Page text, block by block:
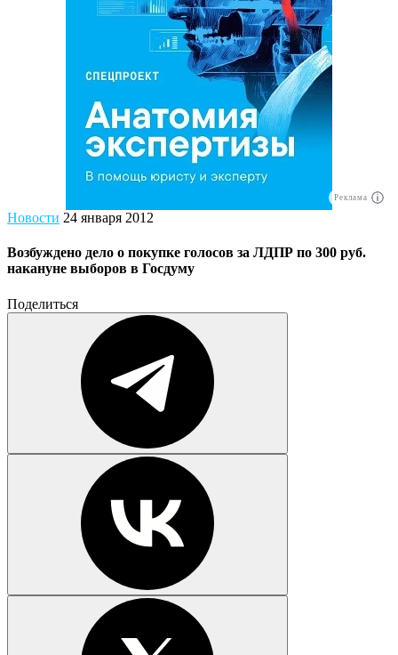
Реклама
Новости 24 января 2012
Возбуждено дело о покупке голосов за ЛДПР по 300 руб.
накануне выборов в Госдуму
Поделиться